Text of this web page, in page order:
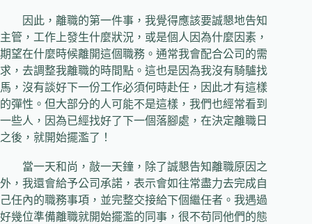
因此，離職的第一件事，我覺得應該要誠懇地告知
主管，工作上發生什麼狀況，或是個人因為什麼因素，
期望在什麼時候離開這個職務。通常我會配合公司的需
求，去調整我離職的時間點。這也是因為我沒有騎驢找
馬，沒有談好下一份工作必須何時赴任，因此才有這樣
的彈性。但大部分的人可能不是這樣，我們也經常看到
一些人，因為已經找好了下一個落腳處，在決定離職日
之後，就開始擺濫了！
當一天和尚，敲一天鐘，除了誠懇告知離職原因之
外，我還會給予公司承諾，表示會如往常盡力去完成自
己任內的職務事項，並完整交接給下個繼任者。我遇過
好幾位準備離職就開始擺濫的同事，很不苟同他們的態